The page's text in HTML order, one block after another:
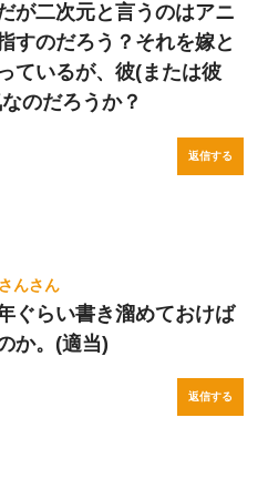
が二次元と言うのはアニ
すのだろう？それを嫁と
ているが、彼(または彼
のだろうか？
返信する
ん
ぐらい書き溜めておけば
か。(適当)
返信する